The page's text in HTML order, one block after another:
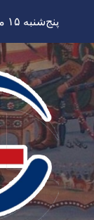
content
پنج‌شنبه ۱۵ مرداد ۱۴۰۵